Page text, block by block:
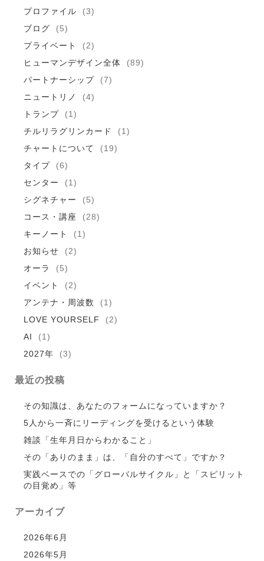
プロファイル
(3)
ブログ
(5)
プライベート
(2)
ヒューマンデザイン全体
(89)
パートナーシップ
(7)
ニュートリノ
(4)
トランプ
(1)
チルリラグリンカード
(1)
チャートについて
(19)
タイプ
(6)
センター
(1)
シグネチャー
(5)
コース・講座
(28)
キーノート
(1)
お知らせ
(2)
オーラ
(5)
イベント
(2)
アンテナ・周波数
(1)
LOVE YOURSELF
(2)
AI
(1)
2027年
(3)
最近の投稿
その知識は、あなたのフォームになっていますか？
5人から一斉にリーディングを受けるという体験
雑談「生年月日からわかること」
その「ありのまま」は、「自分のすべて」ですか？
実践ベースでの「グローバルサイクル」と「スピリット
の目覚め」等
アーカイブ
2026年6月
2026年5月